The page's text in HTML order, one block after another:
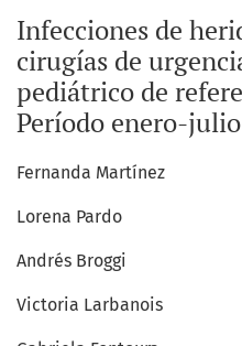
Infecciones de
cirugías de
pediátrico de
Período enero-
Fernanda Martínez
Lorena Pardo
Andrés Broggi
Victoria Larbanois